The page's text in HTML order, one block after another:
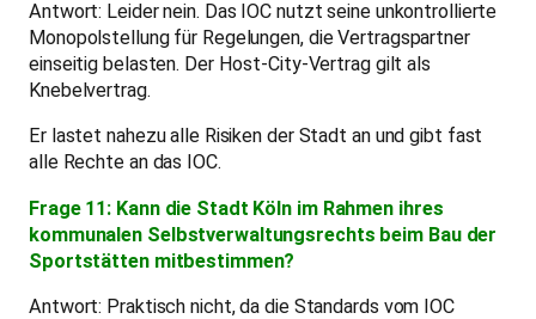
Antwort: Leider nein. Das IOC nutzt seine unkontrollierte
Monopolstellung für Regelungen, die Vertragspartner
einseitig belasten. Der Host-City-Vertrag gilt als
Knebelvertrag.
Er lastet nahezu alle Risiken der Stadt an und gibt fast
alle Rechte an das IOC.
Frage 11: Kann die Stadt Köln im Rahmen ihres
kommunalen Selbstverwaltungsrechts beim Bau der
Sportstätten mitbestimmen?
Antwort: Praktisch nicht, da die Standards vom IOC